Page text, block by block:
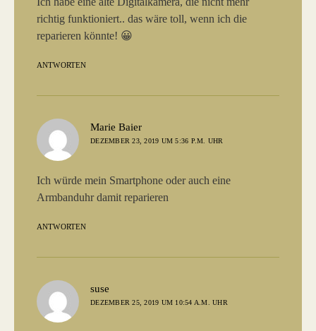
richtig funktioniert.. das wäre toll, wenn ich die
reparieren könnte! 😀
ANTWORTEN
Marie Baier
DEZEMBER 23, 2019 UM 5:36 P.M. UHR
Ich würde mein Smartphone oder auch eine
Armbanduhr damit reparieren
ANTWORTEN
suse
DEZEMBER 25, 2019 UM 10:54 A.M. UHR